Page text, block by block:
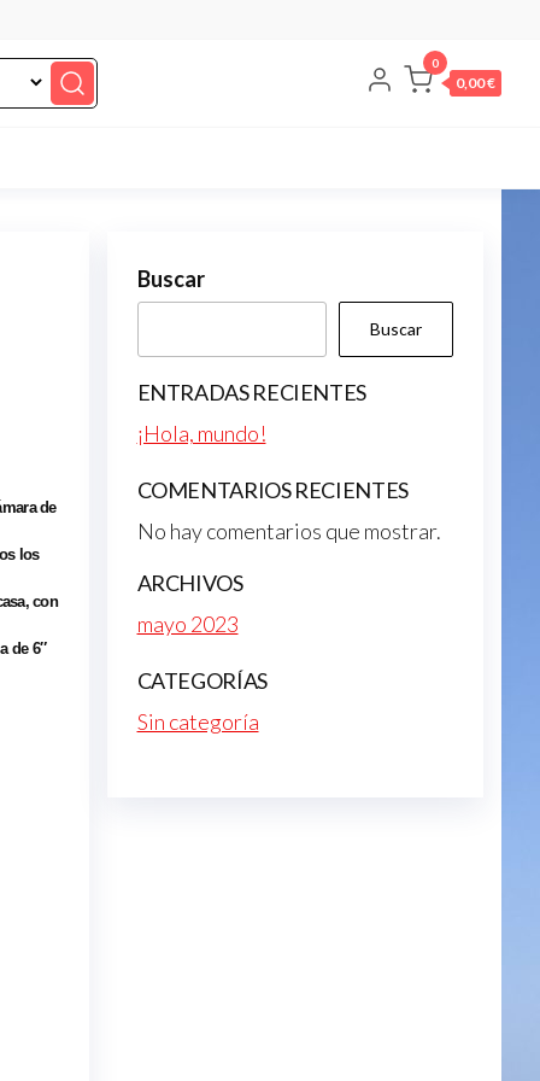
0
0,00 €
de
los
con
de 6″
Buscar
Buscar
ENTRADAS RECIENTES
¡Hola, mundo!
COMENTARIOS RECIENTES
No hay comentarios que mostrar.
ARCHIVOS
mayo 2023
CATEGORÍAS
Sin categoría